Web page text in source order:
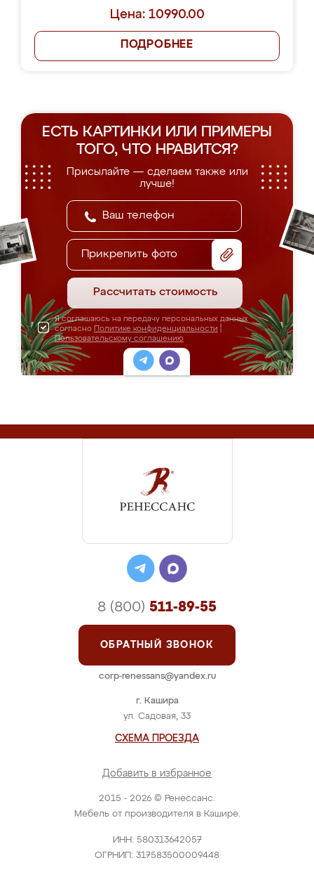
Цена: 10990.00
ПОДРОБНЕЕ
ЕСТЬ КАРТИНКИ ИЛИ ПРИМЕРЫ
ТОГО, ЧТО НРАВИТСЯ?
Присылайте — сделаем также или
лучше!
Прикрепить фото
Рассчитать стоимость
Я соглашаюсь на передачу персональных данных
согласно Политике конфиденциальности
Пользовательскому соглашению
2015 - 2026 © Ренессанс.
Мебель от производителя в Кашире.
ИНН: 580313642057
ОГРНИП: 317583500009448
г. Кашира
ул. Садовая, 33
СХЕМА ПРОЕЗДА
Добавить в избранное
8 (800) 511-89-55
ОБРАТНЫЙ ЗВОНОК
corp-renessans@yandex.ru